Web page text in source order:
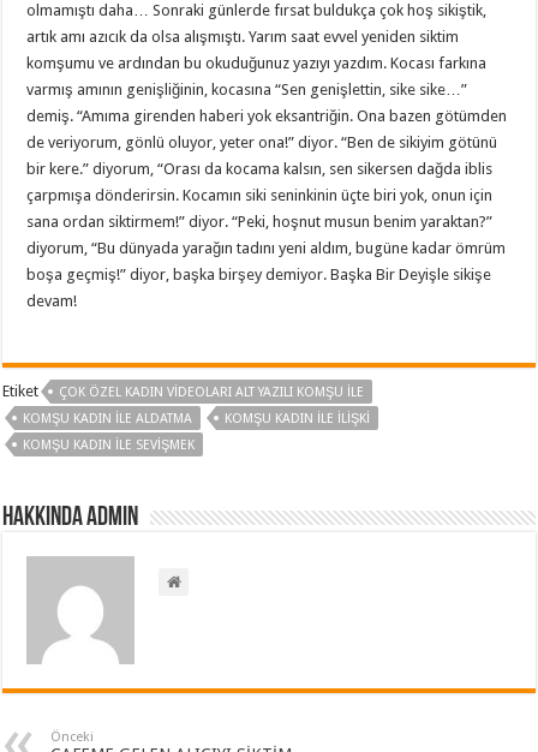
olmamıştı daha… Sonraki günlerde fırsat buldukça çok hoş sikiştik,
artık amı azıcık da olsa alışmıştı. Yarım saat evvel yeniden siktim
komşumu ve ardından bu okuduğunuz yazıyı yazdım. Kocası farkına
varmış amının genişliğinin, kocasına “Sen genişlettin, sike sike…”
demiş. “Amıma girenden haberi yok eksantriğin. Ona bazen götümden
de veriyorum, gönlü oluyor, yeter ona!” diyor. “Ben de sikiyim götünü
bir kere.” diyorum, “Orası da kocama kalsın, sen sikersen dağda iblis
çarpmışa dönderirsin. Kocamın siki seninkinin üçte biri yok, onun için
sana ordan siktirmem!” diyor. “Peki, hoşnut musun benim yaraktan?”
diyorum, “Bu dünyada yarağın tadını yeni aldım, bugüne kadar ömrüm
boşa geçmiş!” diyor, başka birşey demiyor. Başka Bir Deyişle sikişe
devam!
Etiket
ÇOK ÖZEL KADIN VIDEOLARI ALT YAZILI KOMŞU ILE
KOMŞU KADIN ILE ALDATMA
KOMŞU KADIN ILE ILIŞKI
KOMŞU KADIN ILE SEVIŞMEK
Hakkında admin
Önceki